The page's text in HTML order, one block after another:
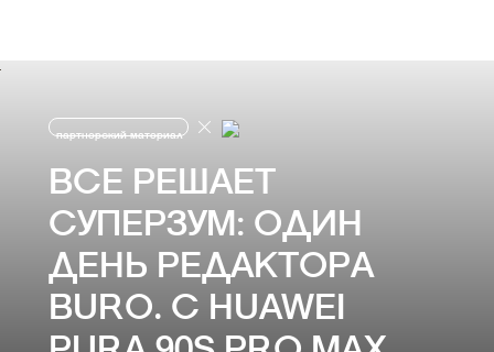
партнерский материал
ВСЕ РЕШАЕТ
СУПЕРЗУМ: ОДИН
ДЕНЬ РЕДАКТОРА
BURO. С HUAWEI